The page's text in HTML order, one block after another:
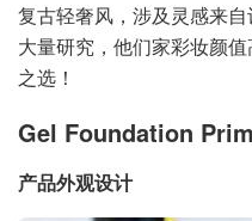
复古轻奢风，涉及灵感来
大量研究，他们家彩妆颜
之选！
Gel Foundation
产品外观设计